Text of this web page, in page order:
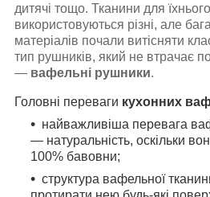
дитячі тощо. Тканини для
використовуються різні, але
матеріалів почали витісняти
тип рушників, який не втрачає
— вафельні рушники.
Головні переваги кухонних
найважливіша перевага
— натуральність, оскільки
100% бавовни;
структура вафельної